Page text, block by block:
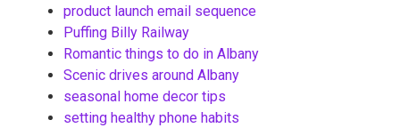
product launch email sequence
Puffing Billy Railway
Romantic things to do in Albany
Scenic drives around Albany
seasonal home decor tips
setting healthy phone habits